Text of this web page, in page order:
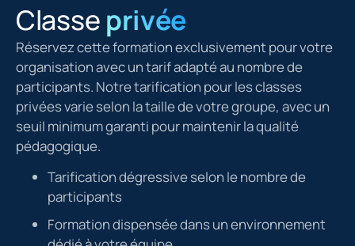
Classeprivée
Réservez cette formation exclusivement pour votre
organisation avec un tarif adapté au nombre de
participants. Notre tarification pour les classes
privées varie selon la taille de votre groupe, avec un
seuil minimum garanti pour maintenir la qualité
pédagogique.
Tarification dégressive selon le nombre de
participants
Formation dispensée dans un environnement